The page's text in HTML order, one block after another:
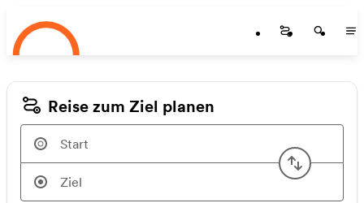
Zum Hauptinhalt springen
Startseite
Reise zum Ziel planen
Start